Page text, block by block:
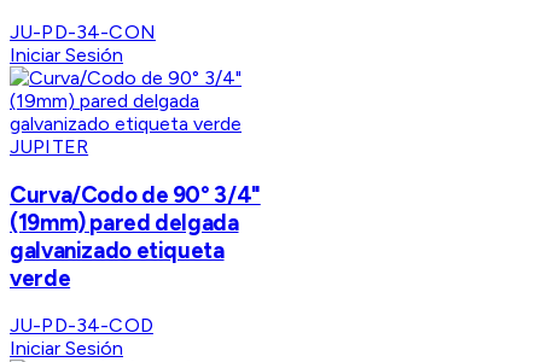
JU-PD-34-CON
Iniciar Sesión
JUPITER
Curva/Codo de 90° 3/4"
(19mm) pared delgada
galvanizado etiqueta
verde
JU-PD-34-COD
Iniciar Sesión